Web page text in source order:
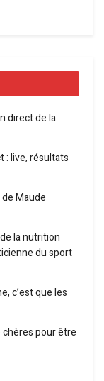
direct de la
: live, résultats
Maude
la nutrition
du sport
c’est que les
pour être